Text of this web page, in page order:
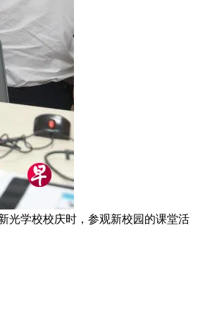
光学校校庆时，参观新校园的课堂活